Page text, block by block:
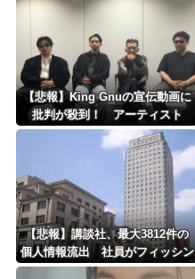
漫画家を別名義で起用
【悲報】King Gnuの宣伝動画に
批判が殺到！ アーティスト
に“好感度”ばかり求める時代への
違和感
【悲報】講談社、最大3812件の
個人情報流出 社員がフィッシン
グメールに騙されるｗｗｗｗｗｗ